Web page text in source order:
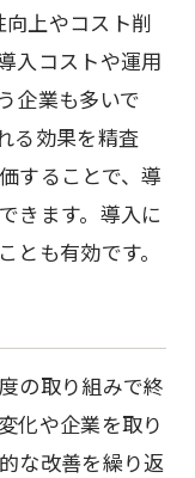
上やコスト削
入コストや運用
企業も多いで
る効果を精査
することで、導
きます。導入に
も有効です。
の取り組みで終
化や企業を取り
な改善を繰り返